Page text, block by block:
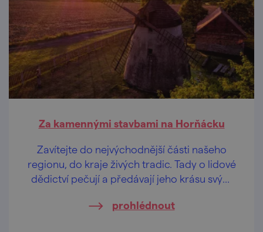
Za kamennými stavbami na Horňácku
Zavítejte do nejvýchodnější části našeho
regionu, do kraje živých tradic. Tady o lidové
dědictví pečují a předávají jeho krásu svým
prohlédnout